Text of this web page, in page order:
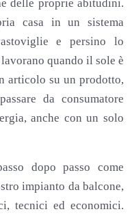
delle proprie abitudini.
casa in un sistema
e persino lo
quando il sole è
articolo su un prodotto,
da consumatore
anche con un solo
dopo passo come
impianto da balcone,
tecnici ed economici.